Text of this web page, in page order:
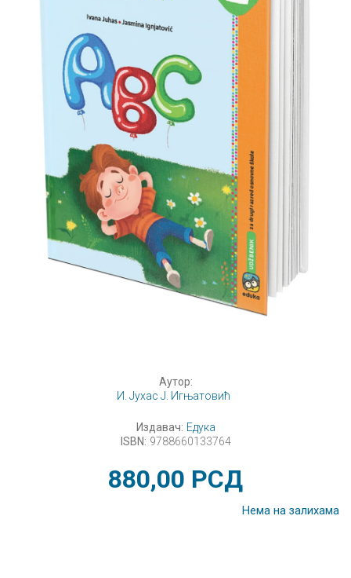
Аутор:
И. Јухас Ј. Игњатовић
Издавач: Едука
ISBN: 9788660133764
880,00 РСД
Нема на залихама